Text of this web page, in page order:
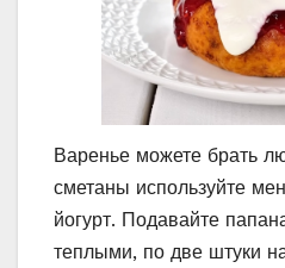
Варенье можете брать
сметаны используйте
йогурт. Подавайте
теплыми, по две штуки